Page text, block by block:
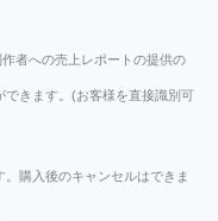
者への売上レポートの提供の
できます。(お客様を直接識別可
購入後のキャンセルはできま